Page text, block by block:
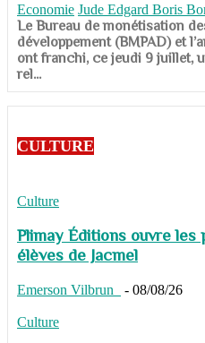
Economie Jude Edgard Boris
​​​​​​​Le Bureau de monétisation
développement (BMPAD) et
ont franchi, ce jeudi 9 juillet,
rel...
CULTURE
Culture
Plimay Éditions ouvre les
élèves de Jacmel
Emerson Vilbrun - 08/08/26
Culture